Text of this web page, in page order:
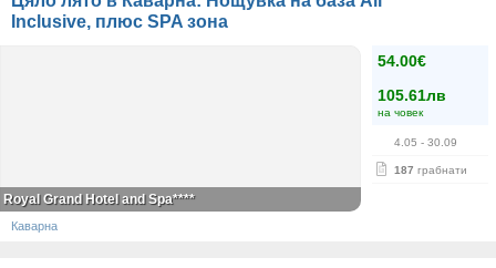
Inclusive, плюс SPA зона
54.00€
105.61лв
на човек
4.05 - 30.09
187 грабнати
Royal Grand Hotel and Spa****
Каварна